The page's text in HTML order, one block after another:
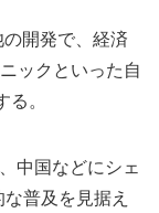
開発で、経済
ックといった自
。
中国などにシェ
普及を見据え